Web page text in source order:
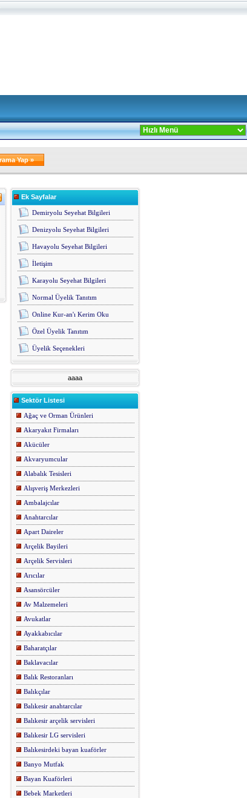
Ek Sayfalar
Demiryolu Seyehat Bilgileri
Denizyolu Seyehat Bilgileri
Havayolu Seyehat Bilgileri
İletişim
Karayolu Seyehat Bilgileri
Normal Üyelik Tanıtım
Online Kur-an'ı Kerim Oku
Özel Üyelik Tanıtım
Üyelik Seçenekleri
aaaa
Sektör Listesi
Ağaç ve Orman Ürünleri
Akaryakıt Firmaları
Akücüler
Akvaryumcular
Alabalık Tesisleri
Alışveriş Merkezleri
Ambalajcılar
Anahtarcılar
Apart Daireler
Arçelik Bayileri
Arçelik Servisleri
Arıcılar
Asansörcüler
Av Malzemeleri
Avukatlar
Ayakkabıcılar
Baharatçılar
Baklavacılar
Balık Restoranları
Balıkçılar
Balıkesir anahtarcılar
Balıkesir arçelik servisleri
Balıkesir LG servisleri
Balıkesirdeki bayan kuaförler
Banyo Mutfak
Bayan Kuaförleri
Bebek Marketleri